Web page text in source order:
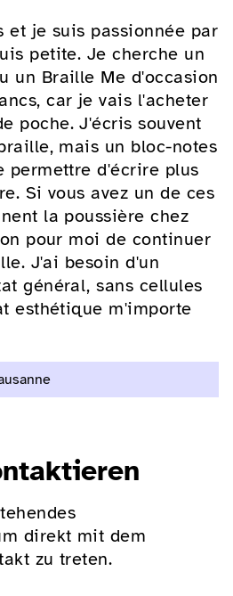
et je suis passionnée par
petite. Je cherche un
un Braille Me d'occasion
car je vais l'acheter
poche. J'écris souvent
mais un bloc-notes
permettre d'écrire plus
Si vous avez un de ces
la poussière chez
pour moi de continuer
J'ai besoin d'un
général, sans cellules
esthétique m'importe
direkt mit dem
zu treten.